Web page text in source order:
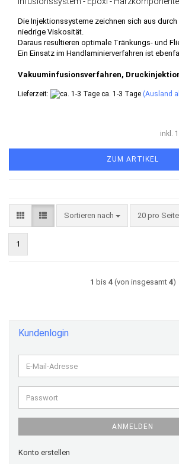
Die Injektionssysteme zeichnen sich aus
niedrige Viskosität.
Daraus resultieren optimale Tränkungs- und
Ein Einsatz im Handlaminierverfahren ist
Vakuuminfusionsverfahren,
Lieferzeit: ca. 1-3 Tage (Ausland
inkl.
ZUM ARTIKEL
Sortieren nach
Sortieren nach 20 pro Seite
pro Seite
1
1 bis 4(von insgesamt 4)
Kundenlogin
E-
Mail-
Adresse
Passwort
ANMELDEN
Konto erstellen